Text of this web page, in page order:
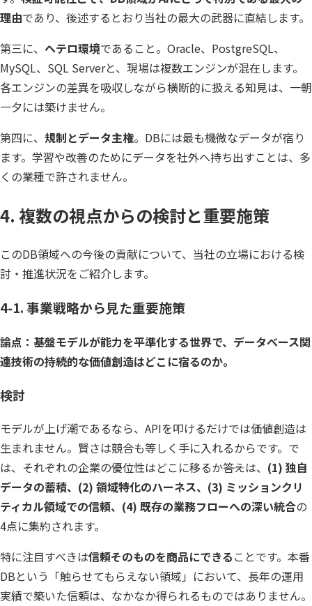
理由であり、後述するとおり当社の最大の武器に直結します。
第三に、 ヘテロ環境であること。Oracle、PostgreSQL、
MySQL、SQL Serverと、現場は複数エンジンが混在します。
各エンジンの差異を吸収しながら横断的に扱える知見は、一朝
一夕には築けません。
第四に、 規制とデータ主権。DBには最も機微なデータが宿り
ます。学習や改善のためにデータを社外へ持ち出すことは、多
くの業種で許されません。
4. 複数の視点からの検討と重要施策
このDB領域への今後の貢献について、当社の立場における検
討・推進状況をご紹介します。
4-1. 事業戦略から見た重要施策
論点：基盤モデルが能力を平準化する世界で、データベース関
連技術の持続的な価値創造はどこに宿るのか。
検討
モデルが上げ潮であるなら、APIを叩けるだけでは価値創造は
生まれません。賢さは競合も等しく手に入れるからです。で
は、それぞれの企業の優位性はどこに移るか――答えは、 (1) 独自
データの蓄積、(2) 領域特化のハーネス、(3) ミッションクリ
ティカル領域での信頼、(4) 既存の業務フローへの深い統合の
4点に集約されます。
特に注目すべきは信頼そのものを商品にできる ことです。本番
DBという「触らせてもらえない領域」において、長年の運用
実績で築いた信頼は、なかなか得られるものではありません。